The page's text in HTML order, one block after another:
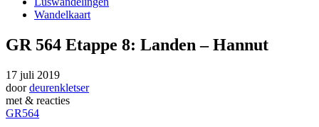
Wandelkaart
GR 564 Etappe 8: Landen – Hannut
17 juli 2019
door deurenkletser
met & reacties
GR564